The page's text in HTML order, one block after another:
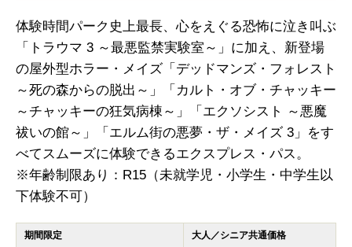
体験時間パーク史上最長、心をえぐる恐怖に泣き叫ぶ
「トラウマ 3 ～最悪監禁実験室～」に加え、新登場
の屋外型ホラー・メイズ「デッドマンズ・フォレスト
～死の森からの脱出～」「カルト・オブ・チャッキー
～チャッキーの狂気病棟～」「エクソシスト ～悪魔
祓いの館～」「エルム街の悪夢・ザ・メイズ 3」をす
べてスムーズに体験できるエクスプレス・パス。
※年齢制限あり：R15（未就学児・小学生・中学生以
下体験不可）
期間限定 大人／シニア共通価格